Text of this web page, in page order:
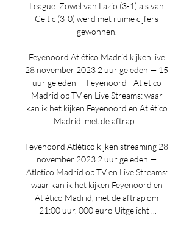
League. Zowel van Lazio (3-1) als van
Celtic (3-0) werd met ruime cijfers
gewonnen.
Feyenoord Atlético Madrid kijken live
28 november 2023 2 uur geleden — 15
uur geleden — Feyenoord - Atletico
Madrid op TV en Live Streams: waar
kan ik het kijken Feyenoord en Atlético
Madrid, met de aftrap ...
Feyenoord Atlético kijken streaming 28
november 2023 2 uur geleden —
Atletico Madrid op TV en Live Streams:
waar kan ik het kijken Feyenoord en
Atlético Madrid, met de aftrap om
21:00 uur. 000 euro Uitgelicht ...